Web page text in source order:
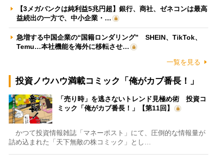
【3メガバンクは純利益5兆円超】銀行、商社、ゼネコンは最高
益続出の一方で、中小企業・…
急増する中国企業の“国籍ロンダリング” SHEIN、TikTok、
Temu…本社機能を海外に移転させ…
一覧を見る
投資ノウハウ満載コミック「俺がカブ番長！」
「売り時」を逃さないトレンド見極め術 投資コ
ミック「俺がカブ番長！」【第11回】
かつて投資情報雑誌「マネーポスト」にて、圧倒的な情報量が
詰め込まれた「天下無敵の株コミック」とし…